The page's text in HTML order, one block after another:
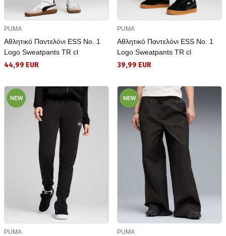
PUMA
Αθλητικό Παντελόνι ESS No. 1
Logo Sweatpants TR cl
44,99 EUR
PUMA
Αθλητικό Παντελόνι ESS No. 1
Logo Sweatpants TR cl
39,99 EUR
NEW
PUMA
NEW
PUMA